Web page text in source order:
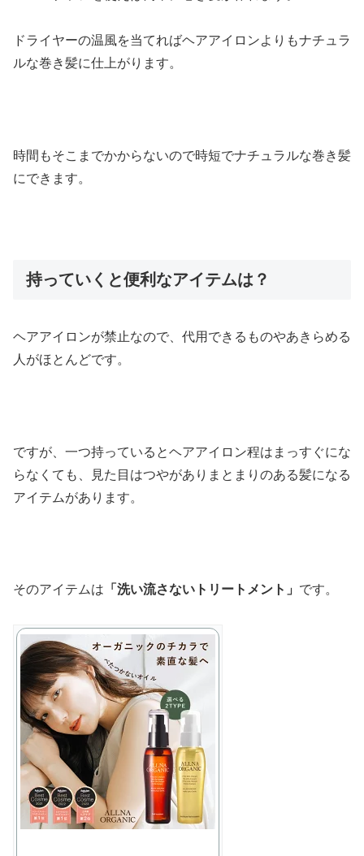
ドライヤーの温風を当てればヘアアイロンよりもナチュラ
ルな巻き髪に仕上がります。
時間もそこまでかからないので時短でナチュラルな巻き髪
にできます。
持っていくと便利なアイテムは？
ヘアアイロンが禁止なので、代用できるものやあきらめる
人がほとんどです。
ですが、一つ持っているとヘアアイロン程はまっすぐにな
らなくても、見た目はつやがありまとまりのある髪になる
アイテムがあります。
そのアイテムは 「洗い流さないトリートメント」 です。